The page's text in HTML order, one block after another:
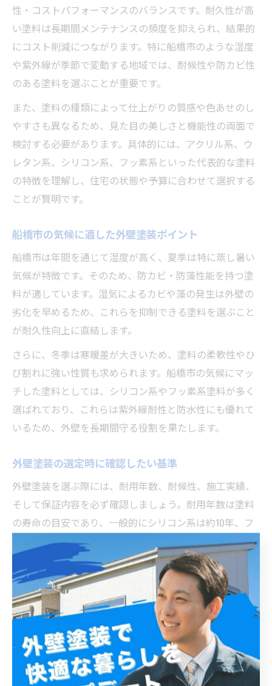
性・コストパフォーマンスのバランスです。耐久性が高
い塗料は長期間メンテナンスの頻度を抑えられ、結果的
にコスト削減につながります。特に船橋市のような湿度
や紫外線が季節で変動する地域では、耐候性や防カビ性
のある塗料を選ぶことが重要です。
また、塗料の種類によって仕上がりの質感や色あせのし
やすさも異なるため、見た目の美しさと機能性の両面で
検討する必要があります。具体的には、アクリル系、ウ
レタン系、シリコン系、フッ素系といった代表的な塗料
の特徴を理解し、住宅の状態や予算に合わせて選択する
ことが賢明です。
船橋市の気候に適した外壁塗装ポイント
船橋市は年間を通じて湿度が高く、夏季は特に蒸し暑い
気候が特徴です。そのため、防カビ・防藻性能を持つ塗
料が適しています。湿気によるカビや藻の発生は外壁の
劣化を早めるため、これらを抑制できる塗料を選ぶこと
が耐久性向上に直結します。
さらに、冬季は寒暖差が大きいため、塗料の柔軟性やひ
び割れに強い性質も求められます。船橋市の気候にマッ
チした塗料としては、シリコン系やフッ素系塗料が多く
選ばれており、これらは紫外線耐性と防水性にも優れて
いるため、外壁を長期間守る役割を果たします。
外壁塗装の選定時に確認したい基準
外壁塗装を選ぶ際には、耐用年数、耐候性、施工実績、
そして保証内容を必ず確認しましょう。耐用年数は塗料
の寿命の目安であり、一般的にシリコン系は約10年、フ
ッ素系は約15年とされています。これによりメンテナン
ス周期の計画が立てやすくなります。
また、施工実績が豊富な業者は地域の気候に合った塗料
選びや施工技術に長けているため、失敗リスクを減らせ
ます。加えて、塗装後の保証期間やアフターサービスの
内容を事前に把握することで、万が一のトラブルにも安
心して対応できるでしょう。